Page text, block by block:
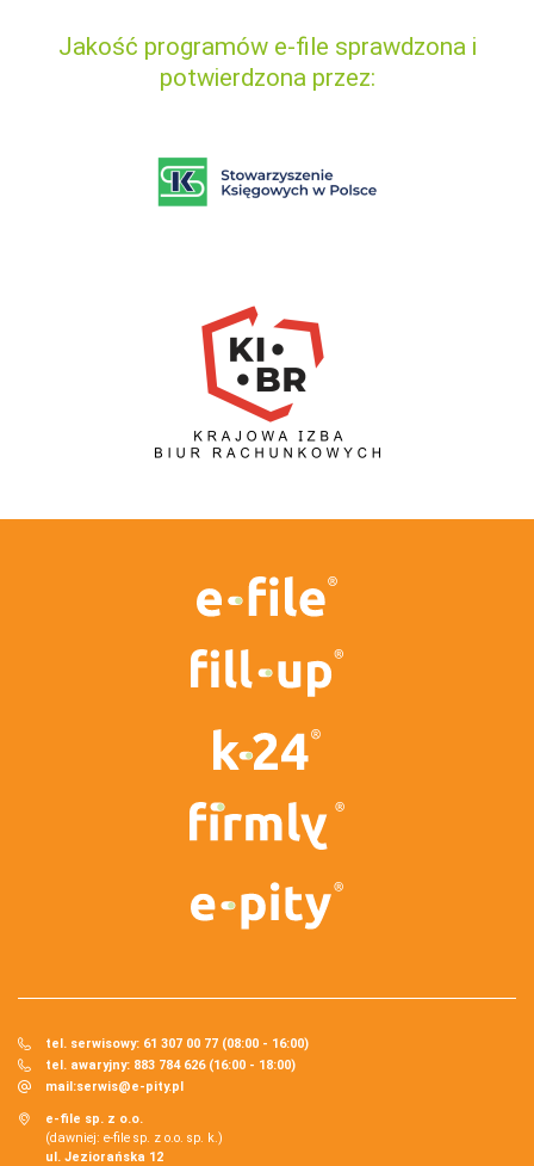
Jakość programów e-file sprawdzona i
potwierdzona przez:
tel. serwisowy: 61 307 00 77 (08:00 - 16:00)
tel. awaryjny: 883 784 626 (16:00 - 18:00)
mail:serwis@e-pity.pl
e-file sp. z o.o.
(dawniej: e-file sp. z o.o. sp. k.)
ul. Jeziorańska 12